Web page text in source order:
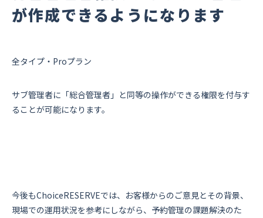
が作成できるようになります
全タイプ・Proプラン
サブ管理者に「総合管理者」と同等の操作ができる権限を付与す
ることが可能になります。
今後もChoiceRESERVEでは、お客様からのご意見とその背景、
現場での運用状況を参考にしながら、予約管理の課題解決のた